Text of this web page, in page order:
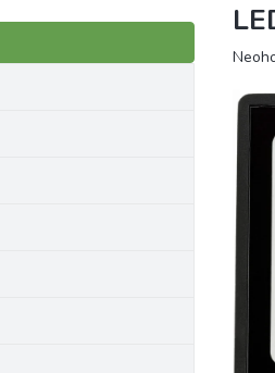
je
0,0
z
5